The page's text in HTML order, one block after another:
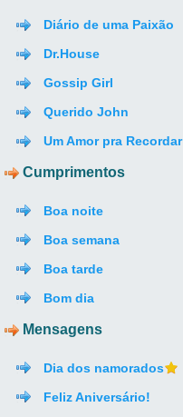
Diário de uma Paixão
Dr.House
Gossip Girl
Querido John
Um Amor pra Recordar
Cumprimentos
Boa noite
Boa semana
Boa tarde
Bom dia
Mensagens
Dia dos namorados
Feliz Aniversário!